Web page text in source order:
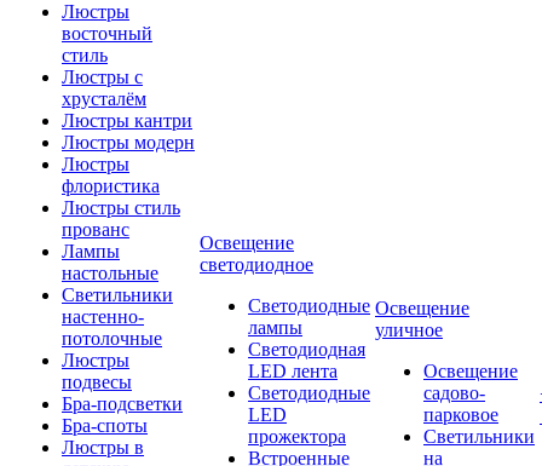
Люстры
восточный
стиль
Люстры с
хрусталём
Люстры кантри
Люстры модерн
Люстры
флористика
Люстры стиль
прованс
Лампы
настольные
Светильники
настенно-
потолочные
Люстры
подвесы
Бра-подсветки
Бра-споты
Люстры в
Освещение
светодиодное
Светодиодные
лампы
Светодиодная
LED лента
Светодиодные
LED
прожектора
Встроенные
Освещение
уличное
Освещение
садово-
парковое
Светильники
на